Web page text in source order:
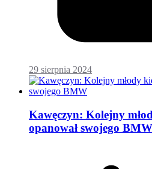
29 sierpnia 2024
Kawęczyn: Kolejny
opanował swojego BMW